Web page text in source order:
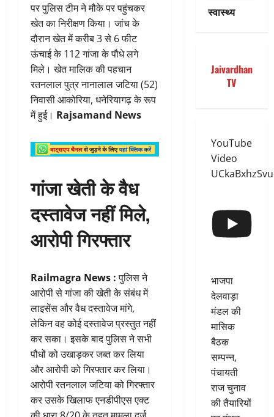
पर पुलिस टीम ने मौके पर पहुंचकर
खेत का निरीक्षण किया। जांच के
दौरान खेत में करीब 3 से 6 फीट
ऊंचाई के 112 गांजा के पौधे लगे
मिले। खेत मालिक की पहचान
रतनलाल पुत्र नानालाल जटिया (52)
निवासी आकोरिया, धनेरियागढ़ के रूप
में हुई। Rajsamand News
गांजा खेती के वैध
दस्तावेज नहीं मिले,
आरोपी गिरफ्तार
Railmagra News :पुलिस ने
आरोपी से गांजा की खेती के संबंध में
लाइसेंस और वैध दस्तावेज मांगे,
लेकिन वह कोई दस्तावेज प्रस्तुत नहीं
कर सका। इसके बाद पुलिस ने सभी
पौधों को उखाड़कर जब्त कर लिया
और आरोपी को गिरफ्तार कर लिया।
आरोपी रतनलाल जटिया को गिरफ्तार
कर उसके खिलाफ एनडीपीएस एक्ट
स्वास्थ्य
Jaivardhan
TV
YouTube
Video
भाजपा
देलवाड़ा
मंडल की
मासिक
बैठक
सम्पन्न,
पंचायती
राज चुनाव
की तैयारियों